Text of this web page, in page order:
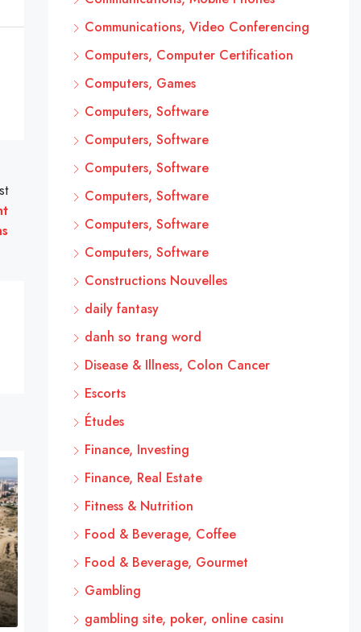
Communications, Video Conferencing
Computers, Computer Certification
Computers, Games
Computers, Software
Computers, Software
Computers, Software
Computers, Software
Computers, Software
Computers, Software
Constructions Nouvelles
daily fantasy
danh so trang word
Disease & Illness, Colon Cancer
Escorts
Études
Finance, Investing
Finance, Real Estate
Fitness & Nutrition
Food & Beverage, Coffee
Food & Beverage, Gourmet
Gambling
gambling site, poker, online casinı